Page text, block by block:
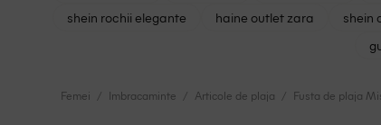
shein rochii elegante
haine outlet zara shein
Femei Imbracaminte Articole de plaja Fusta de plaja